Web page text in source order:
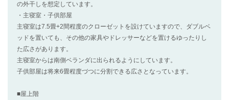
の外干しを想定しています。
・主寝室・子供部屋
主寝室は7.5畳+2間程度のクローゼットを設けていますので、ダブルベ
ッドを置いても、その他の家具やドレッサーなどを置けるゆったりし
た広さがあります。
主寝室からは南側ベランダに出られるようにしています。
子供部屋は将来6畳程度づつに分割できる広さとなっています。
■屋上階